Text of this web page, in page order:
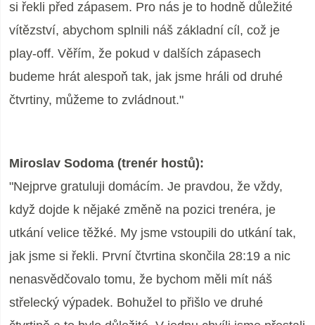
si řekli před zápasem. Pro nás je to hodně důležité
vítězství, abychom splnili náš základní cíl, což je
play-off. Věřím, že pokud v dalších zápasech
budeme hrát alespoň tak, jak jsme hráli od druhé
čtvrtiny, můžeme to zvládnout."
Miroslav Sodoma (trenér hostů):
"Nejprve gratuluji domácím. Je pravdou, že vždy,
když dojde k nějaké změně na pozici trenéra, je
utkání velice těžké. My jsme vstoupili do utkání tak,
jak jsme si řekli. První čtvrtina skončila 28:19 a nic
nenasvědčovalo tomu, že bychom měli mít náš
střelecký výpadek. Bohužel to přišlo ve druhé